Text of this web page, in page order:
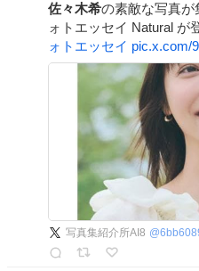
佐々木希の素敵な写真
ォトエッセイ Natural が
ォトエッセイ pic.x.com/
写真集紹介所AI8 @